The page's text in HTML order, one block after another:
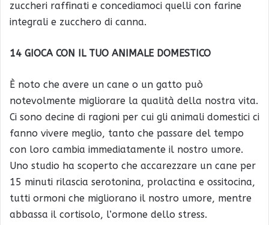
zuccheri raffinati e concediamoci quelli con farine
integrali e zucchero di canna.
14 GIOCA CON IL TUO ANIMALE DOMESTICO
È noto che avere un cane o un gatto può
notevolmente migliorare la qualità della nostra vita.
Ci sono decine di ragioni per cui gli animali domestici ci
fanno vivere meglio, tanto che passare del tempo
con loro cambia immediatamente il nostro umore.
Uno studio ha scoperto che accarezzare un cane per
15 minuti rilascia serotonina, prolactina e ossitocina,
tutti ormoni che migliorano il nostro umore, mentre
abbassa il cortisolo, l’ormone dello stress.